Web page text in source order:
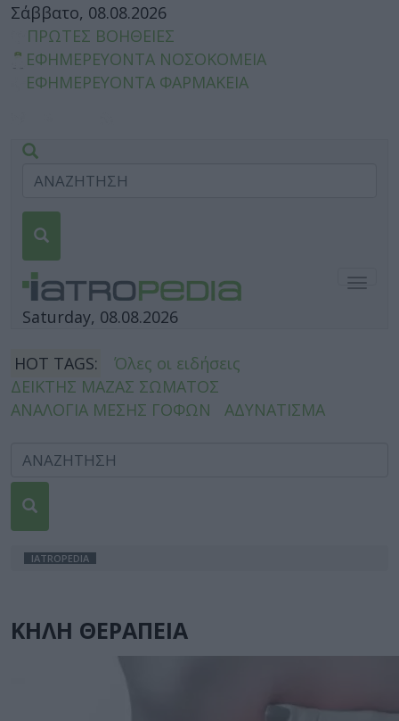
Σάββατο, 08.08.2026
ΠΡΩΤΕΣ ΒΟΗΘΕΙΕΣ
ΕΦΗΜΕΡΕΥΟΝΤΑ ΝΟΣΟΚΟΜΕΙΑ
ΕΦΗΜΕΡΕΥΟΝΤΑ ΦΑΡΜΑΚΕΙΑ
Saturday, 08.08.2026
HOT TAGS:
Όλες οι ειδήσεις
ΔΕΙΚΤΗΣ ΜΑΖΑΣ ΣΩΜΑΤΟΣ
ΑΝΑΛΟΓΙΑ ΜΕΣΗΣ ΓΟΦΩΝ
ΑΔΥΝΑΤΙΣΜΑ
IATROPEDIA
ΚΗΛΗ ΘΕΡΑΠΕΙΑ